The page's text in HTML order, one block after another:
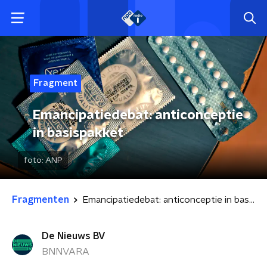
Fragment
Emancipatiedebat: anticonceptie
in basispakket
foto: ANP
Fragmenten Emancipatiedebat: anticonceptie in basispakket
De Nieuws BV
BNNVARA